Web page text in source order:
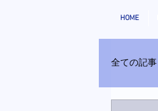
HOME
全ての記事